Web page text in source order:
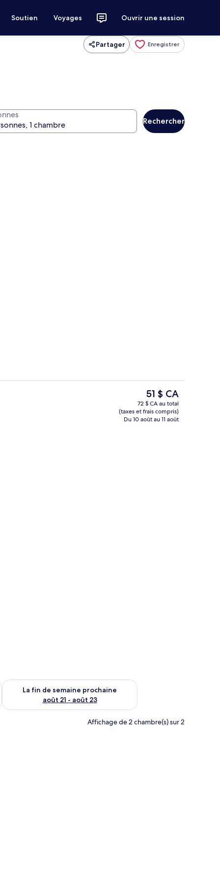
Soutien Voyages Ouvrir une session
Partager Enregistrer
Rechercher
Couloir
Le
prix
actuel
est
51 $ CA
72 $ CA au total
(taxes et frais compris)
Du 10 août au 11 août
août 14 - août 16
La fin de semaine prochaine
août 21 - août 23
Vérifier la disponibilité pour la fin de semaine prochaine août
Affichage de 2 chambre(s) sur 2
au mur.
bureau, une chaise, un téléviseur et un appareil de climatisation.